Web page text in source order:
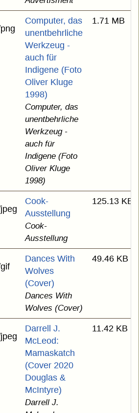
Computer, das
unentbehrliche
Werkzeug -
auch für
Indigene (Foto
Oliver Kluge
1998)
Computer, das
unentbehrliche
Werkzeug -
auch für
Indigene (Foto
Oliver Kluge
1998)
1.71 MB
Cook-
Ausstellung
Cook-
Ausstellung
125.13 KB
Dances With
Wolves
(Cover)
Dances With
Wolves (Cover)
49.46 KB
Darrell J.
McLeod:
Mamaskatch
(Cover 2020
Douglas &
McIntyre)
Darrell J.
11.42 KB